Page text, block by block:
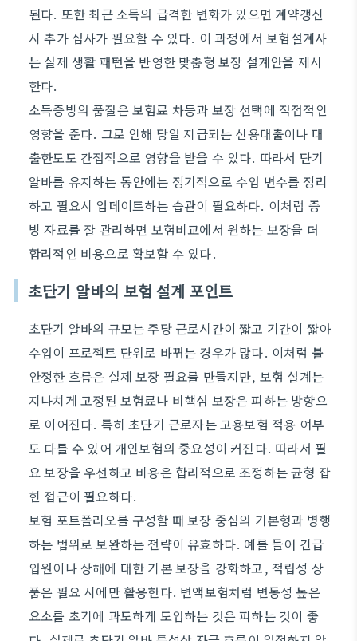
된다. 또한 최근 소득의 급격한 변화가 있으면 계약갱신
시 추가 심사가 필요할 수 있다. 이 과정에서 보험설계사
는 실제 생활 패턴을 반영한 맞춤형 보장 설계안을 제시
한다.
소득증빙의 품질은 보험료 차등과 보장 선택에 직접적인
영향을 준다. 그로 인해 당일 지급되는 신용대출이나 대
출한도도 간접적으로 영향을 받을 수 있다. 따라서 단기
알바를 유지하는 동안에는 정기적으로 수입 변수를 정리
하고 필요시 업데이트하는 습관이 필요하다. 이처럼 증
빙 자료를 잘 관리하면 보험비교에서 원하는 보장을 더
합리적인 비용으로 확보할 수 있다.
초단기 알바의 보험 설계 포인트
초단기 알바의 규모는 주당 근로시간이 짧고 기간이 짧아
수입이 프로젝트 단위로 바뀌는 경우가 많다. 이처럼 불
안정한 흐름은 실제 보장 필요를 만들지만, 보험 설계는
지나치게 고정된 보험료나 비핵심 보장은 피하는 방향으
로 이어진다. 특히 초단기 근로자는 고용보험 적용 여부
도 다를 수 있어 개인보험의 중요성이 커진다. 따라서 필
요 보장을 우선하고 비용은 합리적으로 조정하는 균형 잡
힌 접근이 필요하다.
보험 포트폴리오를 구성할 때 보장 중심의 기본형과 병행
하는 범위로 보완하는 전략이 유효하다. 예를 들어 긴급
입원이나 상해에 대한 기본 보장을 강화하고, 적립성 상
품은 필요 시에만 활용한다. 변액보험처럼 변동성 높은
요소를 초기에 과도하게 도입하는 것은 피하는 것이 좋